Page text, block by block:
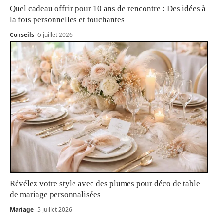
Quel cadeau offrir pour 10 ans de rencontre : Des idées à
la fois personnelles et touchantes
Conseils 5 juillet 2026
Révélez votre style avec des plumes pour déco de table
de mariage personnalisées
Mariage 5 juillet 2026